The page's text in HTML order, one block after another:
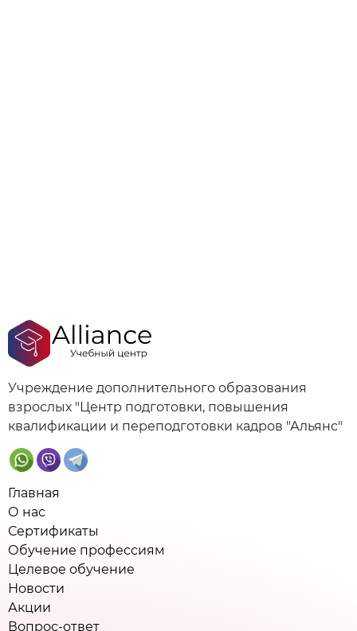
Учреждение дополнительного образования
взрослых "Центр подготовки, повышения
квалификации и переподготовки кадров "Альянс"
Главная
О нас
Сертификаты
Обучение профессиям
Целевое обучение
Новости
Акции
Вопрос-ответ